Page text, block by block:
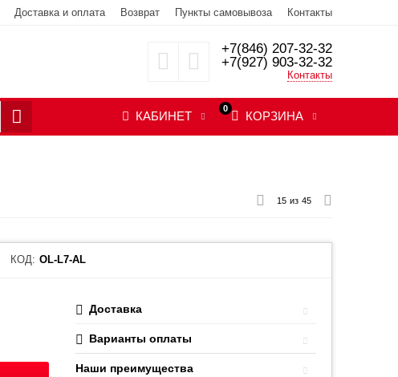
Доставка и оплата Возврат Пункты самовывоза Контакты
+7(846) 207-32-32
+7(927) 903-32-32
Контакты
0
КОРЗИНА
КАБИНЕТ
15 из 45
КОД: OL-L7-AL
Доставка
Варианты оплаты
Наши преимущества